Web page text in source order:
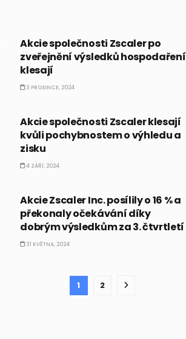
Akcie společnosti Zscaler po
zveřejnění výsledků hospodaření
klesají
3 PROSINCE, 2024
Akcie společnosti Zscaler klesají
kvůli pochybnostem o výhledu a
zisku
4 ZÁŘÍ, 2024
Akcie Zscaler Inc. posílily o 16 % a
překonaly očekávání díky
dobrým výsledkům za 3. čtvrtletí
31 KVĚTNA, 2024
1 2